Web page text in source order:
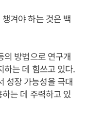
겨야 하는 것은 백
의 방법으로 연구개
하는 데 힘쓰고 있다.
성장 가능성을 극대
는 데 주력하고 있